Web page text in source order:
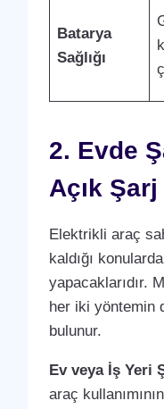
Batarya
Sağlığı
2. Evde
Açık
Elektrikli araç
kaldığı
yapacaklarıdır.
her iki yöntemin
bulunur.
Ev veya İş Yeri
araç